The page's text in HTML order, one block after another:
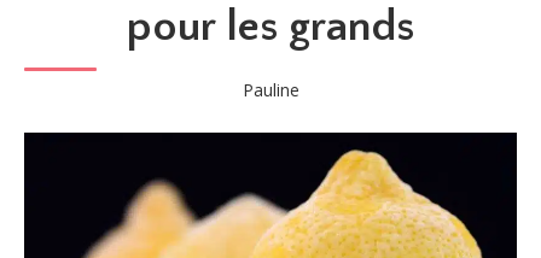
pour les grands
Pauline